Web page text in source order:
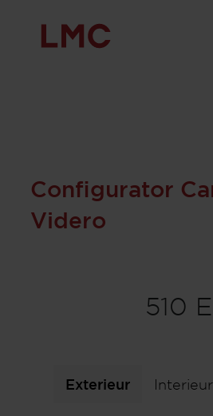
Configurator
Videro
510 E
Exterieur Interieur